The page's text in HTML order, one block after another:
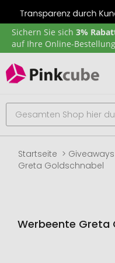
Sichern Sie sich 3%
auf Ihre Online-
Startseite Giveaways
Greta Goldschnabel
Werbeente Greta